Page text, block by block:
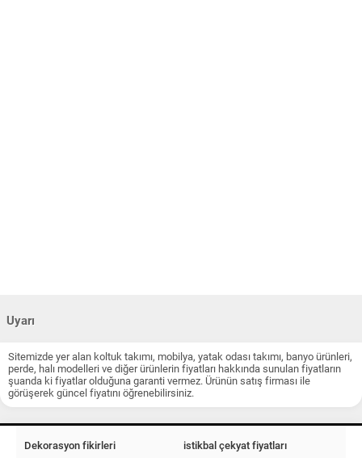
Uyarı
Sitemizde yer alan koltuk takımı, mobilya, yatak odası takımı, banyo ürünleri,
perde, halı modelleri ve diğer ürünlerin fiyatları hakkında sunulan fiyatların
şuanda ki fiyatlar olduğuna garanti vermez. Ürünün satış firması ile
görüşerek güncel fiyatını öğrenebilirsiniz.
Dekorasyon fikirleri istikbal çekyat fiyatları